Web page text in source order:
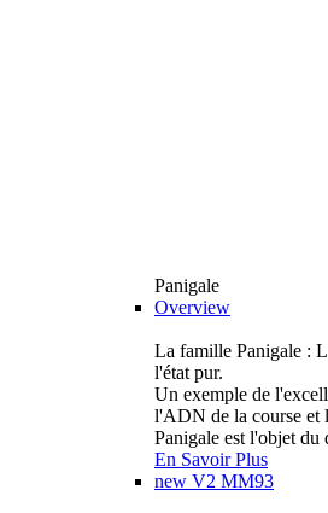
Panigale
Overview
La famille Panigale :
l'état pur.
Un exemple de
l'ADN de la course et
Panigale est l'objet du
En Savoir Plus
new V2 MM93